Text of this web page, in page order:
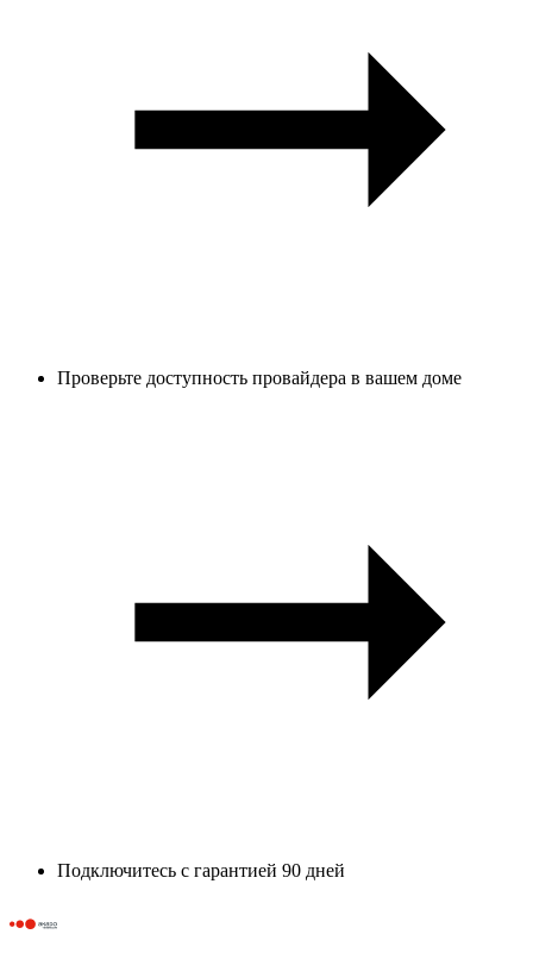
Проверьте доступность провайдера в вашем доме
Подключитесь с гарантией 90 дней